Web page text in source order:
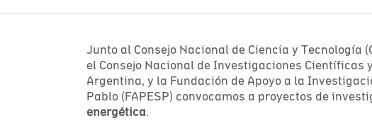
Junto al Consejo Nacional de Ciencia y Tecnología
el Consejo Nacional de Investigaciones Científicas
Argentina, y la Fundación de Apoyo a la
Pablo (FAPESP) convocamos a proyectos de
energética.